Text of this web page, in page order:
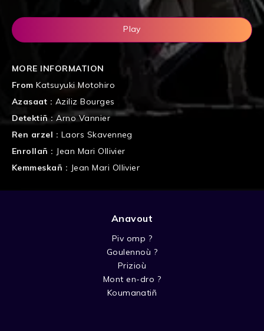
Play
MORE INFORMATION
From Katsuyuki Motohiro
Azasaat : Aziliz Bourges
Detektiñ :Arno Vannier
Ren arzel : Laors Skavenneg
Enrollañ : Jean Mari Ollivier
Kemmeskañ : Jean Mari Ollivier
Anavout
Piv omp ?
Goulennoù ?
Prizioù
Mont en-dro ?
Koumanatiñ